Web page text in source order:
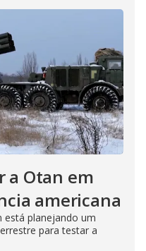
a Otan em
americana
está planejando um
para testar a